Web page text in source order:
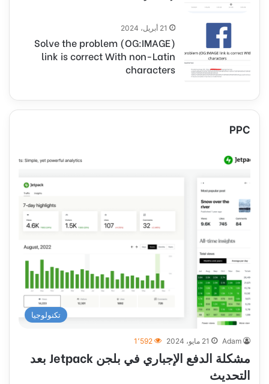
21 أبريل، 2024
(Solve the problem (OG:IMAGE
link is correct With non-Latin
characters
PPC
تكنولوجيا
Adam 21 مايو، 2024 1٬592
مشكلة الدفع الإجباري في بلجن Jetpack بعد
التحديث